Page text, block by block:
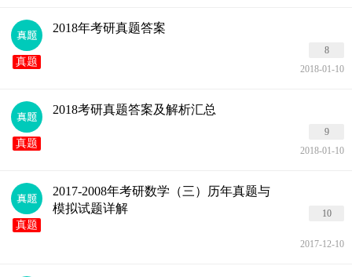
真题
2018年考研真题答案
8
2018-01-10
真题
2018考研真题答案及解析汇总
9
2018-01-10
真题
2017-2008年考研数学（三）历年真题与
模拟试题详解
10
2017-12-10